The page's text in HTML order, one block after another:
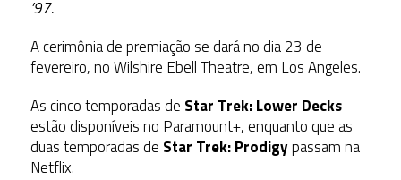
’97.
A cerimônia de premiação se dará no dia 23 de
fevereiro, no Wilshire Ebell Theatre, em Los Angeles.
As cinco temporadas de Star Trek: Lower Decks
estão disponíveis no Paramount+, enquanto que as
duas temporadas de Star Trek: Prodigypassam na
Netflix.